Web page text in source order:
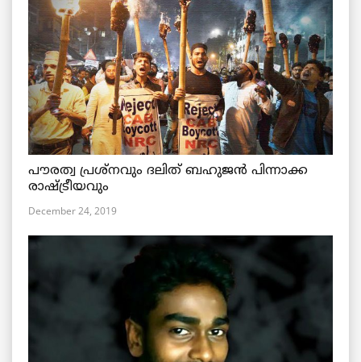
പൗരത്വ പ്രശ്നവും ദലിത് ബഹുജൻ പിന്നാക്ക
രാഷ്ട്രീയവും
December 24, 2019